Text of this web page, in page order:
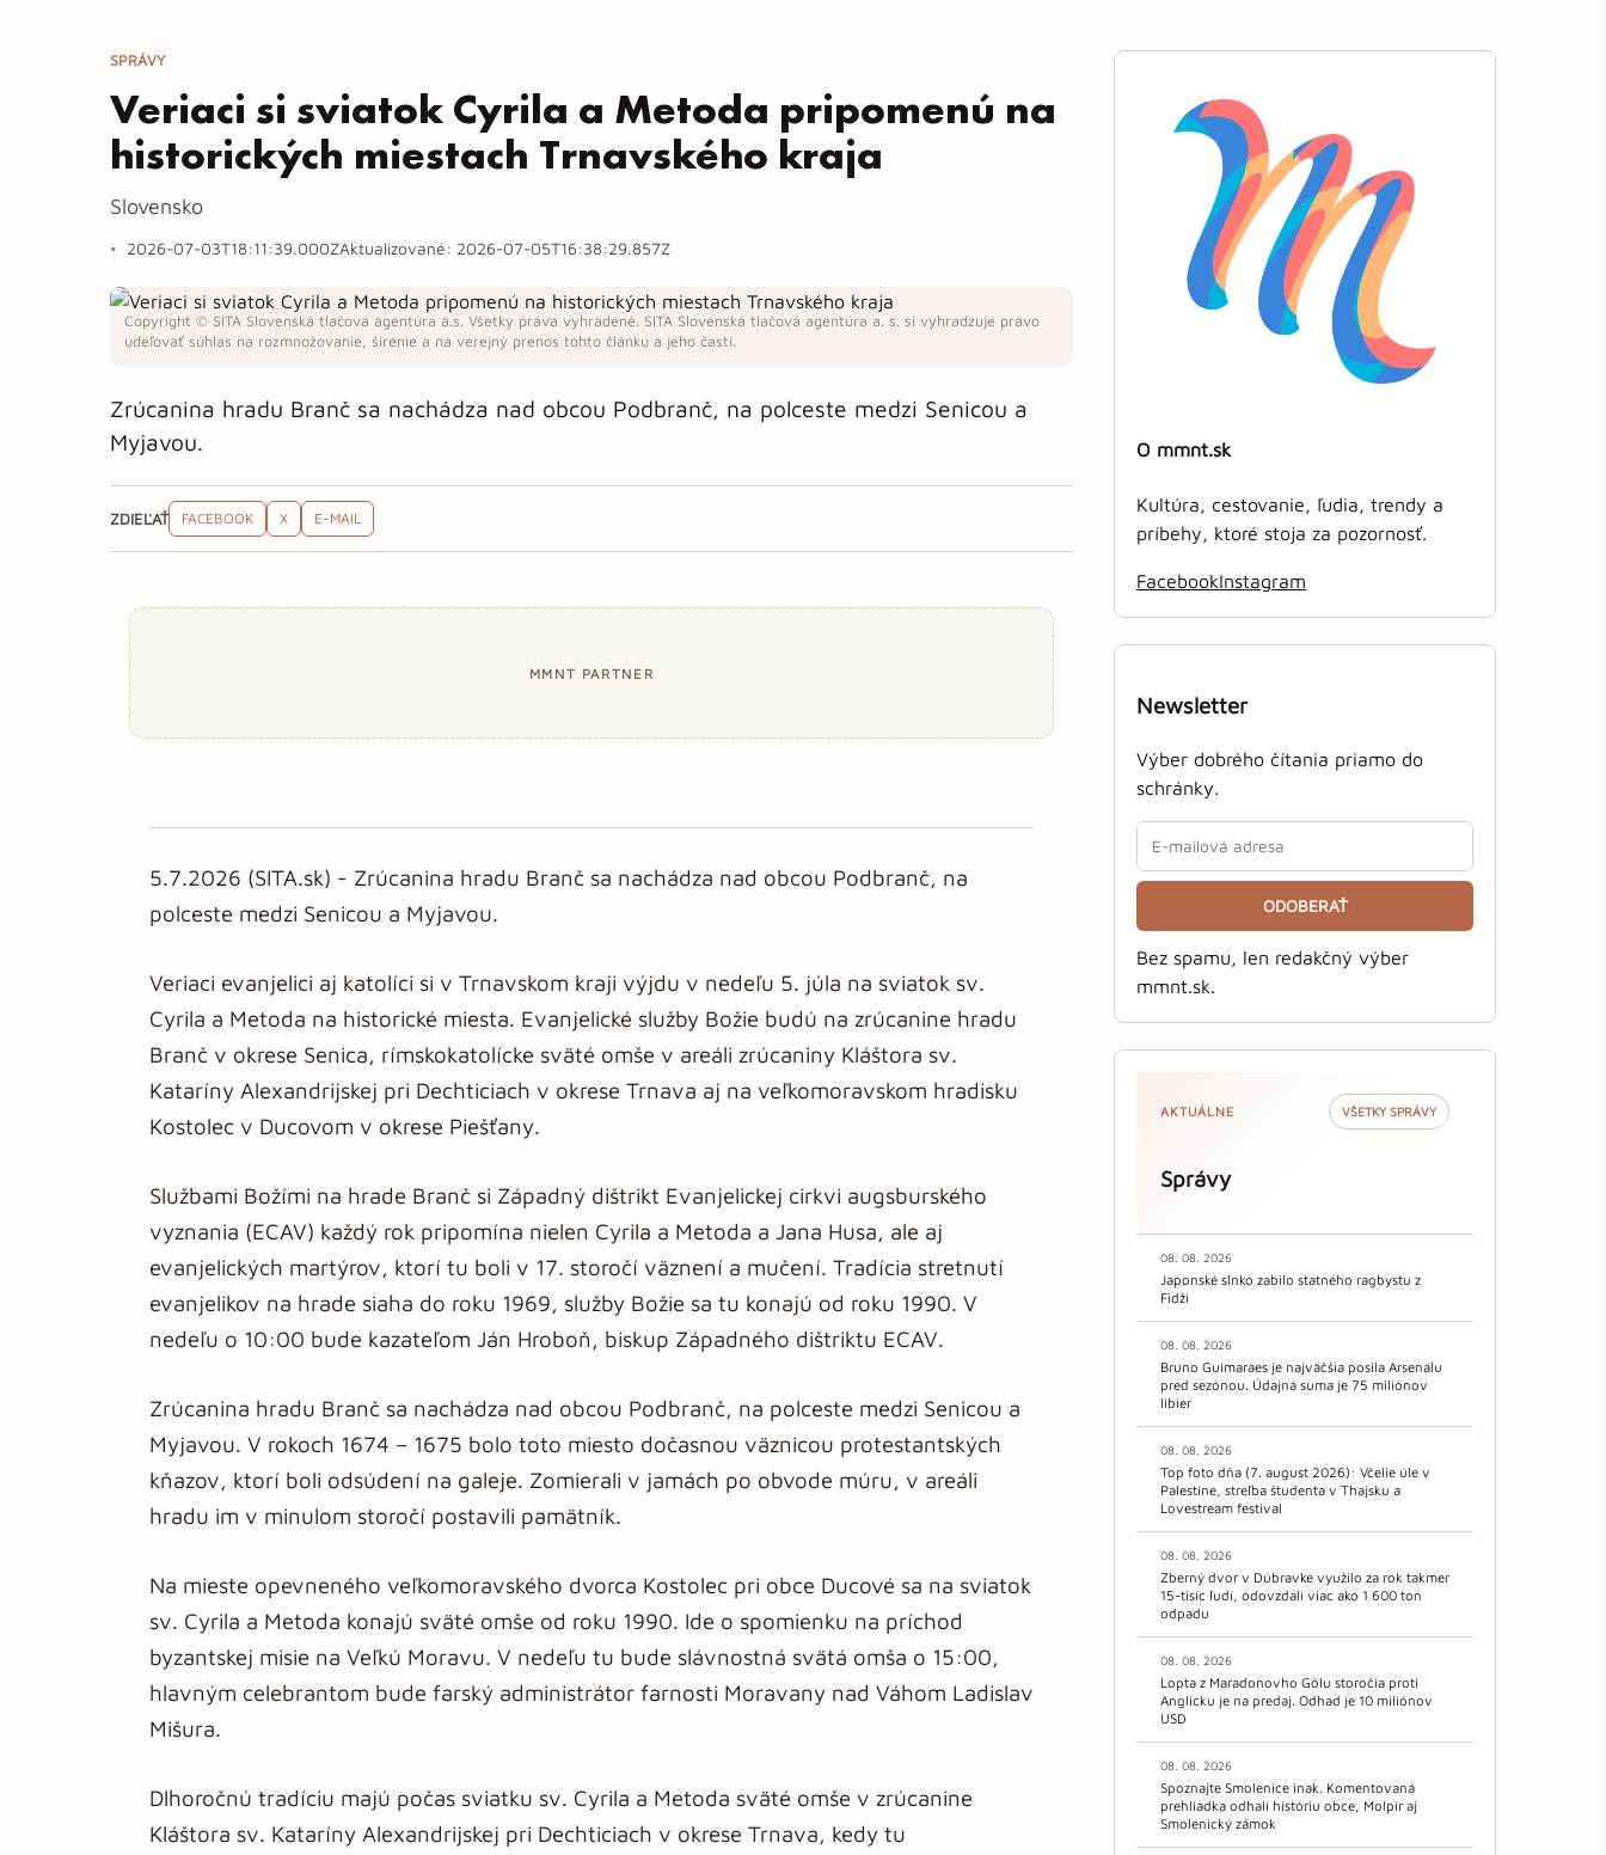
SPRÁVY
Veriaci si sviatok Cyrila a Metoda pripomenú na
historických miestach Trnavského kraja
Slovensko
2026-07-03T18:11:39.000ZAktualizované: 2026-07-05T16:38:29.857Z
Copyright © SITA Slovenská tlačová agentúra a.s. Všetky práva vyhradené. SITA Slovenská tlačová agentúra a. s. si vyhradzuje právo
udeľovať súhlas na rozmnožovanie, šírenie a na verejný prenos tohto článku a jeho častí.
Zrúcanina hradu Branč sa nachádza nad obcou Podbranč, na polceste medzi Senicou a
Myjavou.
ZDIEĽAŤ FACEBOOK X E-MAIL
MMNT PARTNER
5.7.2026 (SITA.sk) - Zrúcanina hradu Branč sa nachádza nad obcou Podbranč, na
polceste medzi Senicou a Myjavou.
Veriaci evanjelici aj katolíci si v Trnavskom kraji výjdu v nedeľu 5. júla na sviatok sv.
Cyrila a Metoda na historické miesta. Evanjelické služby Božie budú na zrúcanine hradu
Branč v okrese Senica, rímskokatolícke sväté omše v areáli zrúcaniny Kláštora sv.
Kataríny Alexandrijskej pri Dechticiach v okrese Trnava aj na veľkomoravskom hradisku
Kostolec v Ducovom v okrese Piešťany.
Službami Božími na hrade Branč si Západný dištrikt Evanjelickej cirkvi augsburského
vyznania (ECAV) každý rok pripomína nielen Cyrila a Metoda a Jana Husa, ale aj
evanjelických martýrov, ktorí tu boli v 17. storočí väznení a mučení. Tradícia stretnutí
evanjelikov na hrade siaha do roku 1969, služby Božie sa tu konajú od roku 1990. V
nedeľu o 10:00 bude kazateľom Ján Hroboň, biskup Západného dištriktu ECAV.
Zrúcanina hradu Branč sa nachádza nad obcou Podbranč, na polceste medzi Senicou a
Myjavou. V rokoch 1674 – 1675 bolo toto miesto dočasnou väznicou protestantských
kňazov, ktorí boli odsúdení na galeje. Zomierali v jamách po obvode múru, v areáli
hradu im v minulom storočí postavili pamätník.
Na mieste opevneného veľkomoravského dvorca Kostolec pri obce Ducové sa na sviatok
sv. Cyrila a Metoda konajú sväté omše od roku 1990. Ide o spomienku na príchod
byzantskej misie na Veľkú Moravu. V nedeľu tu bude slávnostná svätá omša o 15:00,
hlavným celebrantom bude farský administrátor farnosti Moravany nad Váhom Ladislav
Mišura.
Dlhoročnú tradíciu majú počas sviatku sv. Cyrila a Metoda sväté omše v zrúcanine
Kláštora sv. Kataríny Alexandrijskej pri Dechticiach v okrese Trnava, kedy tu
O mmnt.sk
Kultúra, cestovanie, ľudia, trendy a
príbehy, ktoré stoja za pozornosť.
FacebookInstagram
Newsletter
Výber dobrého čítania priamo do
schránky.
ODOBERAŤ
Bez spamu, len redakčný výber
mmnt.sk.
AKTUÁLNE VŠETKY SPRÁVY
Správy
08. 08. 2026
Japonské slnko zabilo statného ragbystu z
Fidži
08. 08. 2026
Bruno Guimaraes je najväčšia posila Arsenalu
pred sezónou. Údajná suma je 75 miliónov
libier
08. 08. 2026
Top foto dňa (7. august 2026): Včelie úle v
Palestíne, streľba študenta v Thajsku a
Lovestream festival
08. 08. 2026
Zberný dvor v Dúbravke využilo za rok takmer
15-tisíc ľudí, odovzdali viac ako 1 600 ton
odpadu
08. 08. 2026
Lopta z Maradonovho Gólu storočia proti
Anglicku je na predaj. Odhad je 10 miliónov
USD
08. 08. 2026
Spoznajte Smolenice inak. Komentovaná
prehliadka odhalí históriu obce, Molpír aj
Smolenický zámok